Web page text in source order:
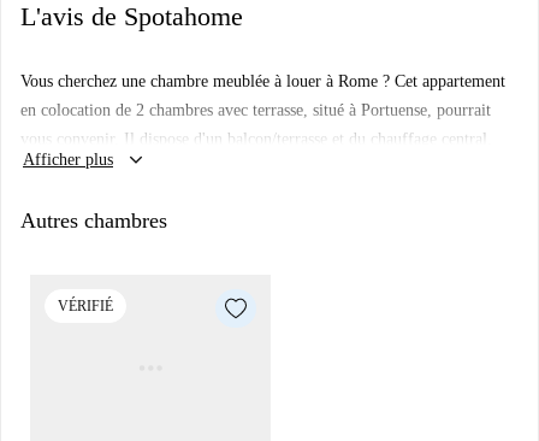
L'avis de Spotahome
Vous cherchez une chambre meublée à louer à Rome ? Cet appartement
en colocation de 2 chambres avec terrasse, situé à Portuense, pourrait
vous convenir. Il dispose d'un balcon/terrasse et du chauffage central.
Veuillez noter que des documents sont requis pour la location.
fiabilité.
Macalè Osteria Moderna et da Vittorio a Portuense. Vous trouverez
également à quelques pas des établissements tels que le restaurant chinois
Afficher plus keyboard_arrow_down
Autres chambres
VÉRIFIÉ